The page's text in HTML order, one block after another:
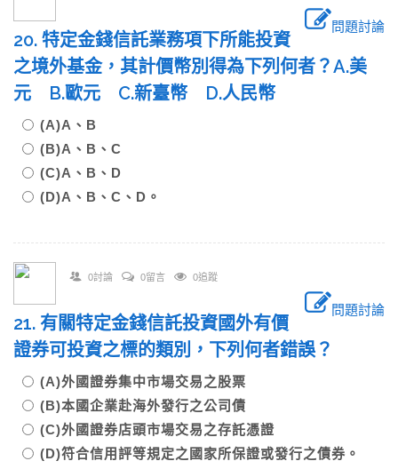
問題討論
20. 特定金錢信託業務項下所能投資
之境外基金，其計價幣別得為下列何者？A.美
元 B.歐元 C.新臺幣 D.人民幣
(A)A、B
(B)A、B、C
(C)A、B、D
(D)A、B、C、D。
0討論 0留言 0追蹤
問題討論
21. 有關特定金錢信託投資國外有價
證券可投資之標的類別，下列何者錯誤？
(A)外國證券集中市場交易之股票
(B)本國企業赴海外發行之公司債
(C)外國證券店頭市場交易之存託憑證
(D)符合信用評等規定之國家所保證或發行之債券。